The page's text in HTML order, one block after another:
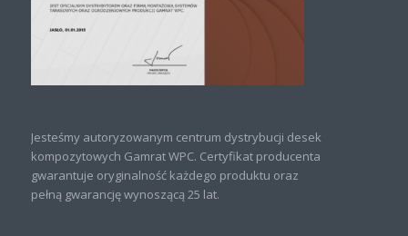
Jesteśmy autoryzowanym centrum dystrybucji desek
kompozytowych Gamrat WPC. Certyfikat producenta
gwarantuje oryginalność każdego produktu oraz
pełną gwarancję wynoszącą 25 lat.